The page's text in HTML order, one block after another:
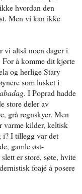
hvordan den
Men vi kan ikke
vi altså noen dager i
å komme dit kjørte
og herlige Stary
som lusket i
. I Poprad hadde
store deler av
grå regnskyer. Men
varme kilder, keltisk
i? I tillegg var det
gamle øst-
er store, søte, hvite
foajé å posere